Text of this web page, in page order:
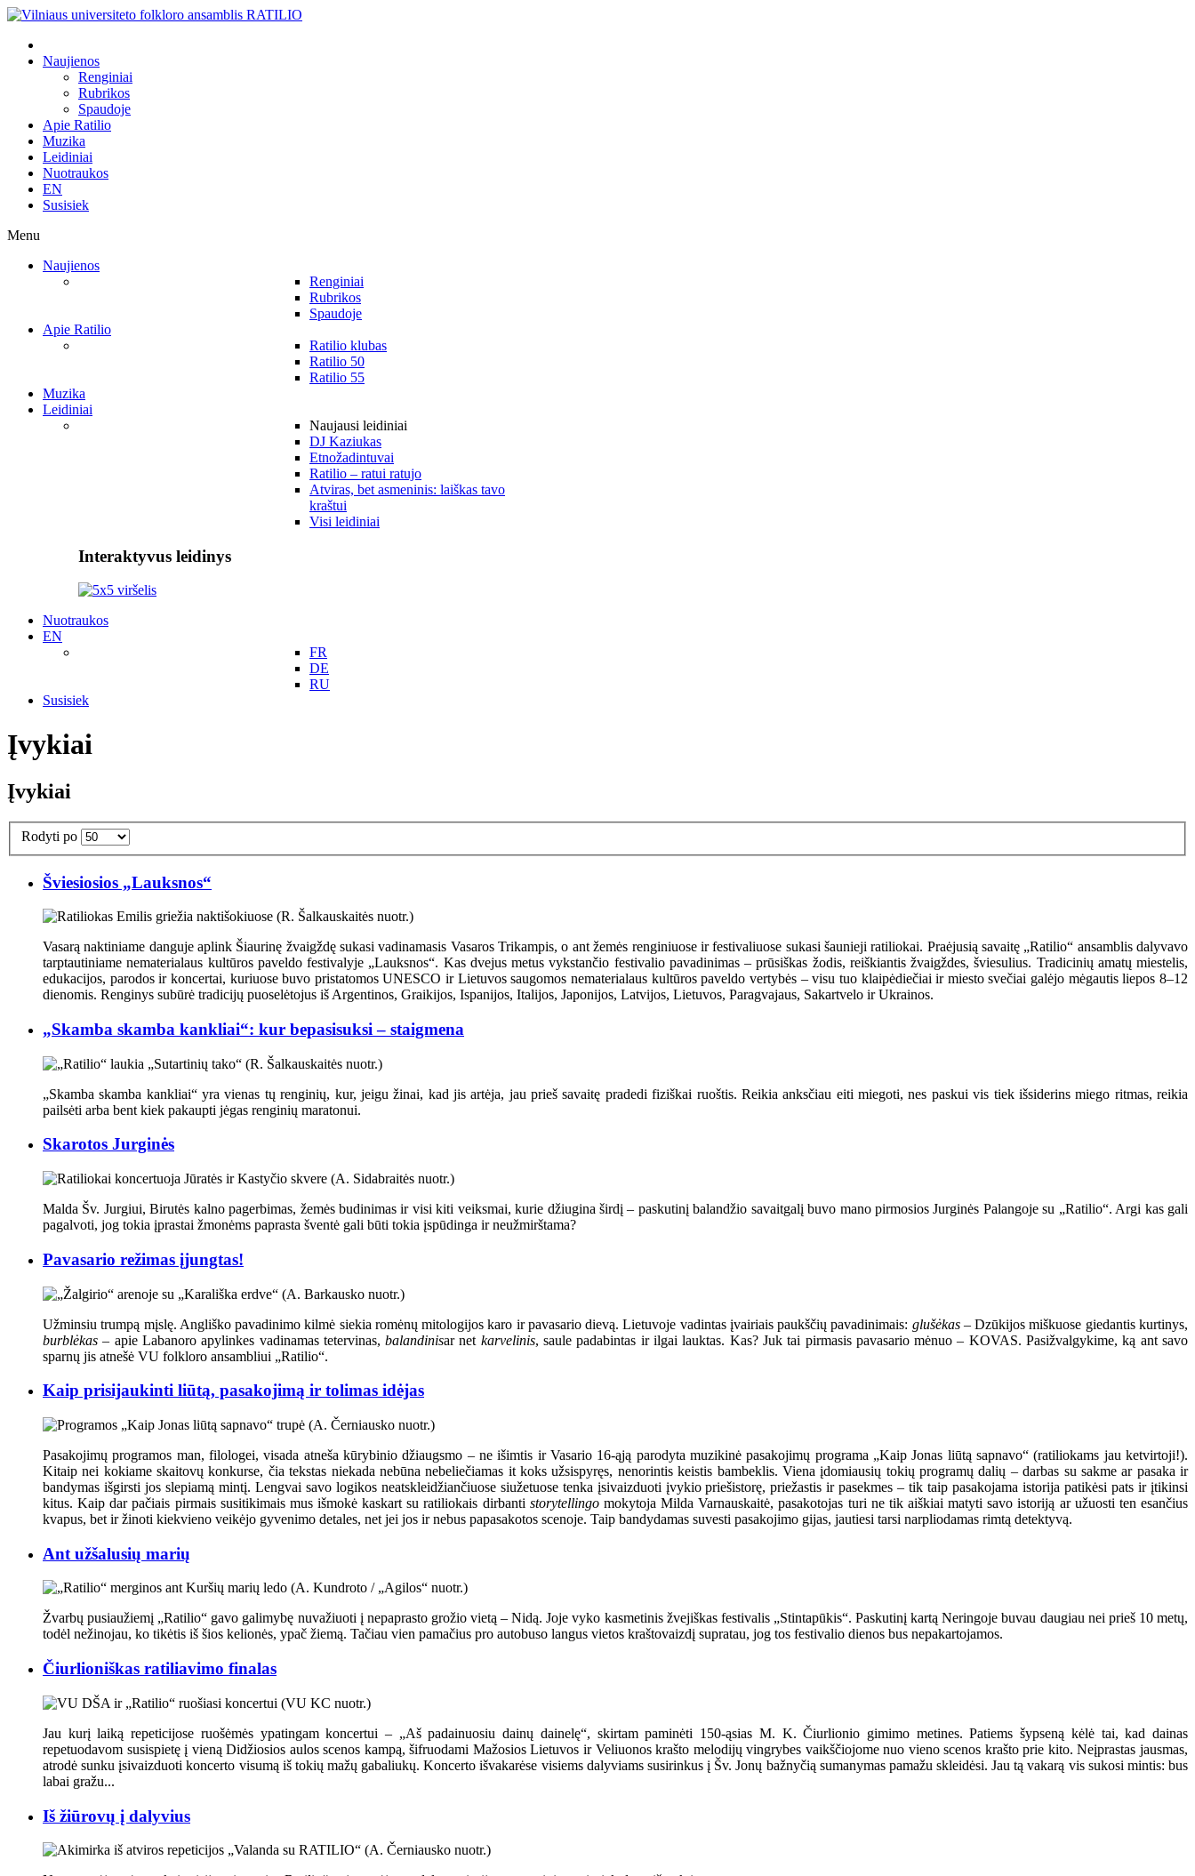
Naujienos
Renginiai
Rubrikos
Spaudoje
Apie Ratilio
Muzika
Leidiniai
Nuotraukos
EN
Susisiek
Menu
Naujienos
Renginiai
Rubrikos
Spaudoje
Apie Ratilio
Ratilio klubas
Ratilio 50
Ratilio 55
Muzika
Leidiniai
Naujausi leidiniai
DJ Kaziukas
Etnožadintuvai
Ratilio – ratui ratujo
Atviras, bet asmeninis: laiškas tavo
kraštui
Visi leidiniai
Interaktyvus leidinys
Nuotraukos
EN
FR
DE
RU
Susisiek
Įvykiai
Įvykiai
Rodyti po
Šviesiosios „Lauksnos“
Vasarą naktiniame danguje aplink Šiaurinę žvaigždę sukasi vadinamasis Vasaros Trikampis, o ant žemės renginiuose ir festivaliuose sukasi šaunieji ratiliokai. Praėjusią savaitę „Ratilio“ ansamblis dalyvavo
tarptautiniame nematerialaus kultūros paveldo festivalyje „Lauksnos“. Kas dvejus metus vykstančio festivalio pavadinimas – prūsiškas žodis, reiškiantis žvaigždes, šviesulius. Tradicinių amatų miestelis,
edukacijos, parodos ir koncertai, kuriuose buvo pristatomos UNESCO ir Lietuvos saugomos nematerialaus kultūros paveldo vertybės – visu tuo klaipėdiečiai ir miesto svečiai galėjo mėgautis liepos 8–12
dienomis. Renginys subūrė tradicijų puoselėtojus iš Argentinos, Graikijos, Ispanijos, Italijos, Japonijos, Latvijos, Lietuvos, Paragvajaus, Sakartvelo ir Ukrainos.
„Skamba skamba kankliai“: kur bepasisuksi – staigmena
„Skamba skamba kankliai“ yra vienas tų renginių, kur, jeigu žinai, kad jis artėja, jau prieš savaitę pradedi fiziškai ruoštis. Reikia anksčiau eiti miegoti, nes paskui vis tiek išsiderins miego ritmas, reikia
pailsėti arba bent kiek pakaupti jėgas renginių maratonui.
Skarotos Jurginės
Malda Šv. Jurgiui, Birutės kalno pagerbimas, žemės budinimas ir visi kiti veiksmai, kurie džiugina širdį – paskutinį balandžio savaitgalį buvo mano pirmosios Jurginės Palangoje su „Ratilio“. Argi kas gali
pagalvoti, jog tokia įprastai žmonėms paprasta šventė gali būti tokia įspūdinga ir neužmirštama?
Pavasario režimas įjungtas!
Užminsiu trumpą mįslę. Angliško pavadinimo kilmė siekia romėnų mitologijos karo ir pavasario dievą. Lietuvoje vadintas įvairiais paukščių pavadinimais: glušėkas – Dzūkijos miškuose giedantis kurtinys,
burblėkas– apie Labanoro apylinkes vadinamas tetervinas,balandinisar net karvelinis, saule padabintas ir ilgai lauktas. Kas? Juk tai pirmasis pavasario mėnuo – KOVAS. Pasižvalgykime, ką ant savo
sparnų jis atnešė VU folkloro ansambliui „Ratilio“.
Kaip prisijaukinti liūtą, pasakojimą ir tolimas idėjas
Pasakojimų programos man, filologei, visada atneša kūrybinio džiaugsmo – ne išimtis ir Vasario 16-ąją parodyta muzikinė pasakojimų programa „Kaip Jonas liūtą sapnavo“ (ratiliokams jau ketvirtoji!).
Kitaip nei kokiame skaitovų konkurse, čia tekstas niekada nebūna nebeliečiamas it koks užsispyręs, nenorintis keistis bambeklis. Viena įdomiausių tokių programų dalių – darbas su sakme ar pasaka ir
bandymas išgirsti jos slepiamą mintį. Lengvai savo logikos neatskleidžiančiuose siužetuose tenka įsivaizduoti įvykio priešistorę, priežastis ir pasekmes – tik taip pasakojama istorija patikėsi pats ir įtikinsi
kitus. Kaip dar pačiais pirmais susitikimais mus išmokė kaskart su ratiliokais dirbanti storytellingomokytoja Milda Varnauskaitė, pasakotojas turi ne tik aiškiai matyti savo istoriją ar užuosti ten esančius
kvapus, bet ir žinoti kiekvieno veikėjo gyvenimo detales, net jei jos ir nebus papasakotos scenoje. Taip bandydamas suvesti pasakojimo gijas, jautiesi tarsi narpliodamas rimtą detektyvą.
Ant užšalusių marių
Žvarbų pusiaužiemį „Ratilio“ gavo galimybę nuvažiuoti į nepaprasto grožio vietą – Nidą. Joje vyko kasmetinis žvejiškas festivalis „Stintapūkis“. Paskutinį kartą Neringoje buvau daugiau nei prieš 10 metų,
todėl nežinojau, ko tikėtis iš šios kelionės, ypač žiemą. Tačiau vien pamačius pro autobuso langus vietos kraštovaizdį supratau, jog tos festivalio dienos bus nepakartojamos.
Čiurlioniškas ratiliavimo finalas
Jau kurį laiką repeticijose ruošėmės ypatingam koncertui – „Aš padainuosiu dainų dainelę“, skirtam paminėti 150-ąsias M. K. Čiurlionio gimimo metines. Patiems šypseną kėlė tai, kad dainas
repetuodavom susispietę į vieną Didžiosios aulos scenos kampą, šifruodami Mažosios Lietuvos ir Veliuonos krašto melodijų vingrybes vaikščiojome nuo vieno scenos krašto prie kito. Neįprastas jausmas,
atrodė sunku įsivaizduoti koncerto visumą iš tokių mažų gabaliukų. Koncerto išvakarėse visiems dalyviams susirinkus į Šv. Jonų bažnyčią sumanymas pamažu skleidėsi. Jau tą vakarą vis sukosi mintis: bus
labai gražu...
Iš žiūrovų į dalyvius